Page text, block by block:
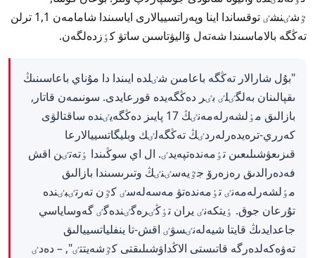
ٷشٸنشٸ توقساندا اينا وپەراتسييالارى اياسىندا شامامەن 1,1 ترلن
تەڭگە بالاماسىندا شەتەل ۆاليۋتاسىن ساتۋ كٶزدەلگەن.
"بۇل شارالار تەڭگە باعامىن شٸلدە ايىندا دا مۇناي باعاسىنىڭ
ىقپالىنان بەلگٸلٸ بٸر دەڭگەيدە قورعايدى. سونىمەن قاتار,
بازالىق مٶلشەرلەمەنٸڭ 17 پايىز دەڭگەيٸندە ساقتالۋى
كەرري-ترەيدەرلەردٸڭ تەڭگەلٸك وبليگاتسييالارعا
قىزىعۋشىلىعىن تٶمەندەتپەيدٸ. ال اي سوڭىندا ٶتەتٸن اقش
فەدەرالدىق رەزەرۆ جٷيەسٸنٸڭ وتىرىسىندا بازالىق
مٶلشەرلەمەنٸ تٶمەندەتۋ مەسەلەسٸ كٷن تەرتٸبٸندە
تۇرعان جوق. ٶيتكەنٸ يران تٶڭٸرەگٸندەگٸ گەوساياسي
جاعدايدىڭ قايتا شيەلەنٸسۋٸ اقش-تا ينفلياتسييالىق
تەۋەكەلدەرگە قاتىستى الاڭداۋشىلىقتى كٷشەيتتٸ", – دەدٸ